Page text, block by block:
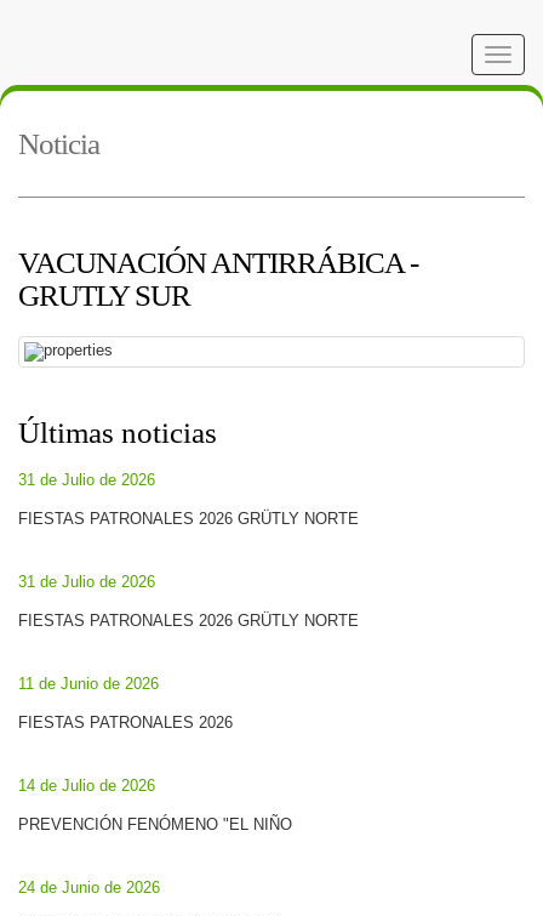
Toggle
Noticia
VACUNACIÓN ANTIRRÁBICA -
GRUTLY SUR
Últimas noticias
31 de Julio de 2026
FIESTAS PATRONALES 2026 GRÜTLY NORTE
31 de Julio de 2026
FIESTAS PATRONALES 2026 GRÜTLY NORTE
11 de Junio de 2026
FIESTAS PATRONALES 2026
14 de Julio de 2026
PREVENCIÓN FENÓMENO "EL NIÑO
24 de Junio de 2026